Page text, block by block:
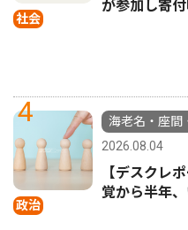
社会
が参加し寄
4
政治
海老名・座間
2026.08.04
【デスクレ
覚から半年